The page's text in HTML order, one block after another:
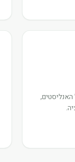
האנליסטים,